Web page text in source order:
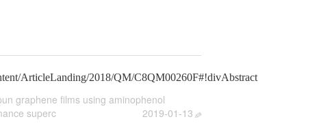
ArticleLanding/2018/QM/C8QM00260F#!divAbstract
graphene films using aminophenol
superc
2019-01-13